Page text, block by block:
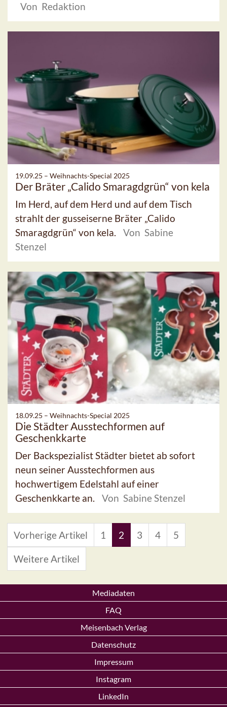
Von Redaktion
19.09.25 – Weihnachts-Special 2025
Der Bräter „Calido Smaragdgrün“ von kela
Im Herd, auf dem Herd und auf dem Tisch
strahlt der gusseiserne Bräter „Calido
Smaragdgrün“ von kela.
Von Sabine
Stenzel
18.09.25 – Weihnachts-Special 2025
Die Städter Ausstechformen auf
Geschenkkarte
Der Backspezialist Städter bietet ab sofort
neun seiner Ausstechformen aus
hochwertigem Edelstahl auf einer
Geschenkkarte an.
Von Sabine Stenzel
Vorherige Artikel 1 2 3 4 5
Weitere Artikel
Mediadaten
FAQ
Meisenbach Verlag
Datenschutz
Impressum
Instagram
LinkedIn